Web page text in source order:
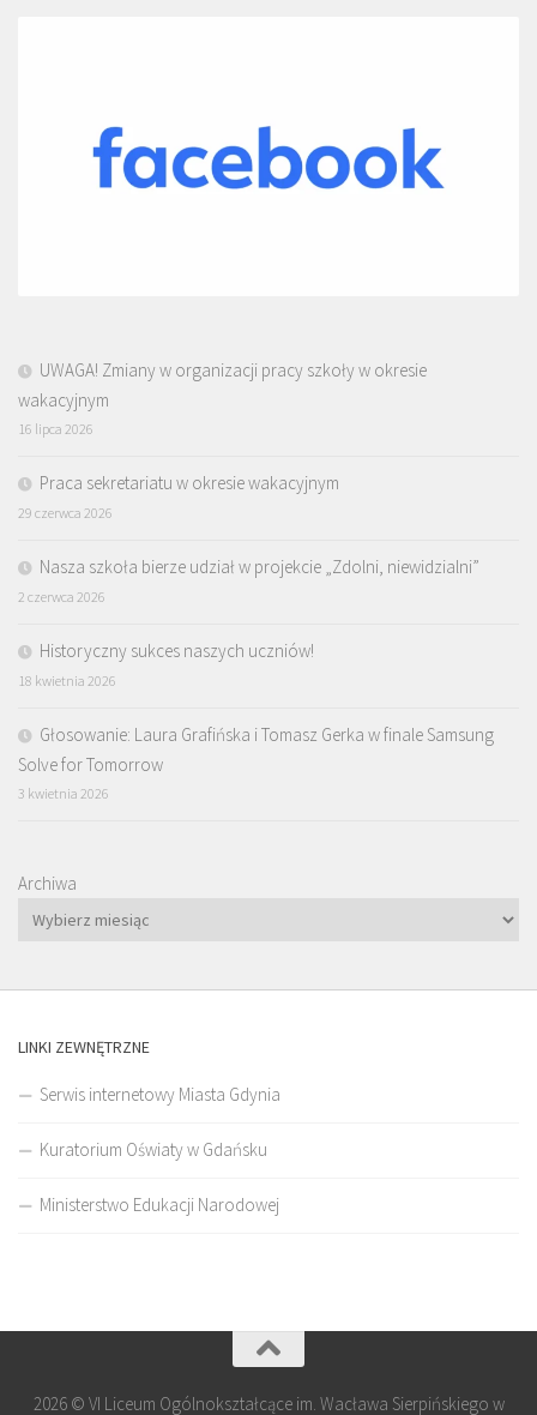
UWAGA! Zmiany w organizacji pracy szkoły w okresie
wakacyjnym
16 lipca 2026
Praca sekretariatu w okresie wakacyjnym
29 czerwca 2026
Nasza szkoła bierze udział w projekcie „Zdolni, niewidzialni”
2 czerwca 2026
Historyczny sukces naszych uczniów!
18 kwietnia 2026
Głosowanie: Laura Grafińska i Tomasz Gerka w finale Samsung
Solve for Tomorrow
3 kwietnia 2026
Archiwa
LINKI ZEWNĘTRZNE
Serwis internetowy Miasta Gdynia
Kuratorium Oświaty w Gdańsku
Ministerstwo Edukacji Narodowej
2026 © VI Liceum Ogólnokształcące im. Wacława Sierpińskiego w